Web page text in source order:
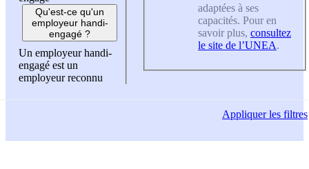
Qu'est-ce qu'un
employeur handi-
engagé ?
Un employeur handi-
engagé est un
employeur reconnu
adaptées à ses
capacités. Pour en
savoir plus, consultez
le site de l’UNEA.
Appliquerles filtres